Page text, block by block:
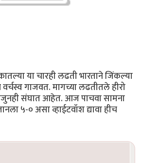
या चारही लढती भारताने जिंकल्या
गाजवत. मागच्या लढतीतले हीरो
संघात आहेत. आज पाचवा सामना
५-० असा व्हाईटवॉश द्यावा हीच